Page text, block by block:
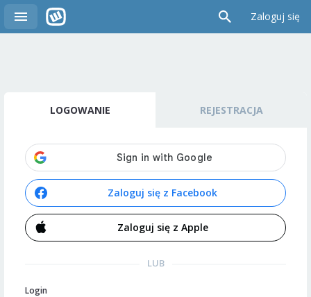
Zaloguj się
LOGOWANIE REJESTRACJA
Zaloguj się z Facebook
Zaloguj się z Apple
LUB
Login